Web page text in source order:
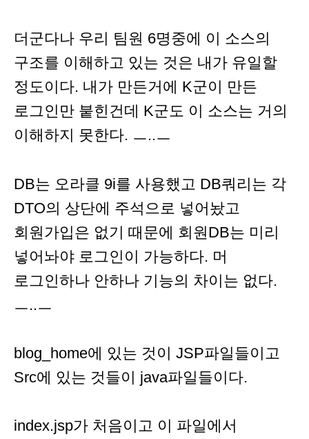
더군다나 우리 팀원 6명중에 이 소스의
구조를 이해하고 있는 것은 내가 유일할
정도이다. 내가 만든거에 K군이 만든
로그인만 붙힌건데 K군도 이 소스는 거의
이해하지 못한다. ㅡ..ㅡ
DB는 오라클 9i를 사용했고 DB쿼리는 각
DTO의 상단에 주석으로 넣어놨고
회원가입은 없기 때문에 회원DB는 미리
넣어놔야 로그인이 가능하다. 머
로그인하나 안하나 기능의 차이는 없다.
ㅡ..ㅡ
blog_home에 있는 것이 JSP파일들이고
Src에 있는 것들이 java파일들이다.
index.jsp가 처음이고 이 파일에서